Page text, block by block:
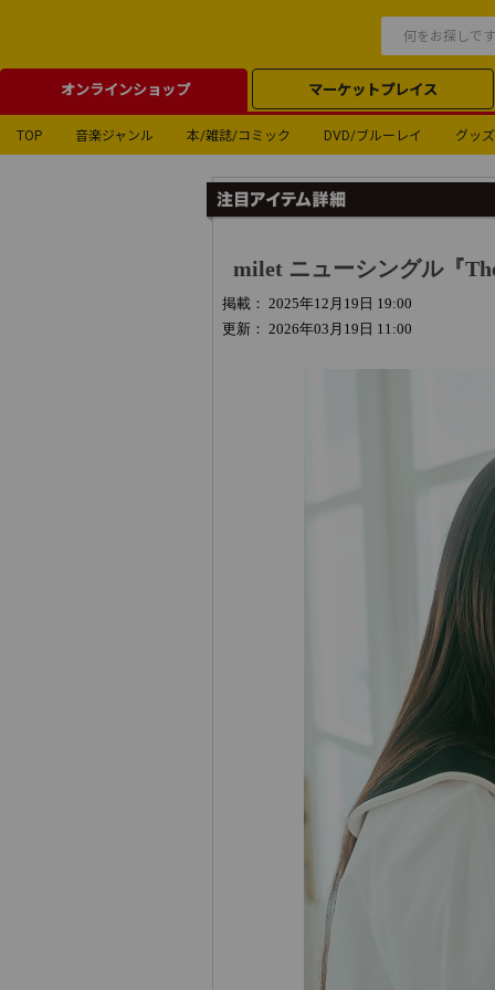
オンラインショップ マーケットプレイス
TOP 音楽ジャンル 本/雑誌/コミック DVD/ブルーレイ グッズ
milet ニューシングル『
掲載： 2025年12月19日 19:00
更新： 2026年03月19日 11:00